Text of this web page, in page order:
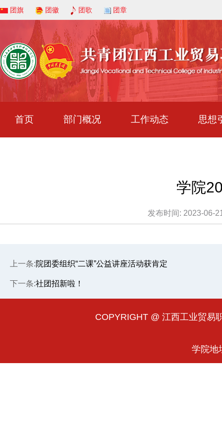
团旗 团徽 团歌 团章
首页 部门概况 工作动态 思想
学院
发布时间: 2023-06-
上一条:院团委组织“二课”公益讲座活动获肯定
下一条:社团招新啦！
COPYRIGHT @ 江西工业贸易
学院地